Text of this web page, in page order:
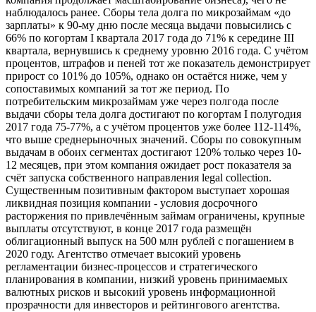
наблюдалось ранее. Сборы тела долга по микрозаймам «до
зарплаты» к 90-му дню после месяца выдачи повысились с
66% по когортам I квартала 2017 года до 71% к середине III
квартала, вернувшись к среднему уровню 2016 года. С учётом
процентов, штрафов и пеней тот же показатель демонстрирует
прирост со 101% до 105%, однако он остаётся ниже, чем у
сопоставимых компаний за тот же период. По
потребительским микрозаймам уже через полгода после
выдачи сборы тела долга достигают по когортам I полугодия
2017 года 75-77%, а с учётом процентов уже более 112-114%,
что выше среднерыночных значений. Сборы по совокупным
выдачам в обоих сегментах достигают 120% только через 10-
12 месяцев, при этом компания ожидает рост показателя за
счёт запуска собственного направления legal collection.
Существенным позитивным фактором выступает хорошая
ликвидная позиция компании - условия досрочного
расторжения по привлечённым займам ограничены, крупные
выплаты отсутствуют, в конце 2017 года размещён
облигационный выпуск на 500 млн рублей с погашением в
2020 году. Агентство отмечает высокий уровень
регламентации бизнес-процессов и стратегического
планирования в компании, низкий уровень принимаемых
валютных рисков и высокий уровень информационной
прозрачности для инвесторов и рейтингового агентства.